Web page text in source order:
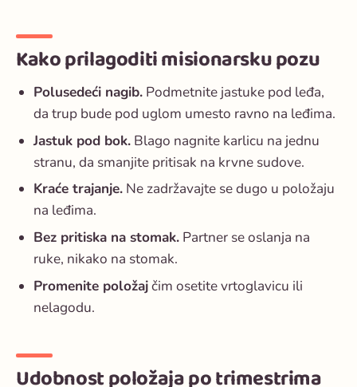
Kako prilagoditi misionarsku pozu
Polusedeći nagib. Podmetnite jastuke pod leđa,
da trup bude pod uglom umesto ravno na leđima.
Jastuk pod bok. Blago nagnite karlicu na jednu
stranu, da smanjite pritisak na krvne sudove.
Kraće trajanje. Ne zadržavajte se dugo u položaju
na leđima.
Bez pritiska na stomak. Partner se oslanja na
ruke, nikako na stomak.
Promenite položajčim osetite vrtoglavicu ili
nelagodu.
Udobnost položaja po trimestrima